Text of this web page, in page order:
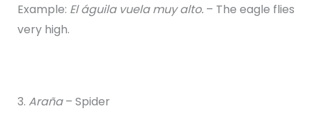
Example: El águila vuela muy alto.– The eagle flies
very high.
3. Araña– Spider